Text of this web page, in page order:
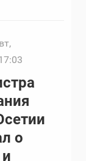
вт,
о